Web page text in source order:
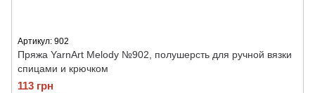
Артикул: 902
Пряжа YarnArt Melody №902, полушерсть для ручной вязки
спицами и крючком
113 грн